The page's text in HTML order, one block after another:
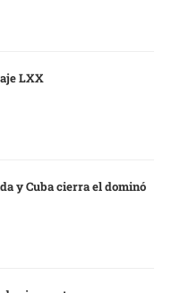
LXX
y Cuba cierra el dominó